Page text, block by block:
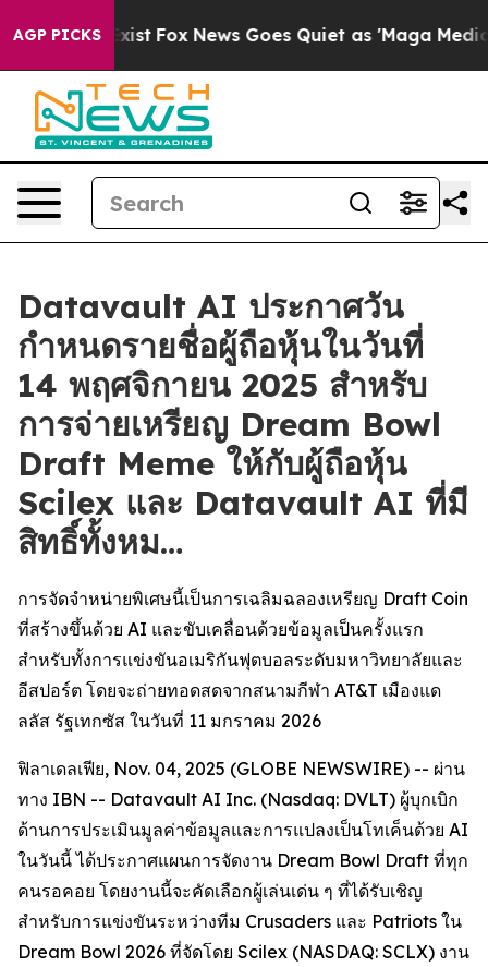
AGP PICKS
Exist Fox News Goes Quiet as 'Maga Media
Datavault AI ประกาศวัน
กำหนดรายชื่อผู้ถือหุ้นในวันที่
14 พฤศจิกายน 2025 สำหรับ
การจ่ายเหรียญ Dream Bowl
Draft Meme ให้กับผู้ถือหุ้น
Scilex และ Datavault AI ที่มี
สิทธิ์ทั้งหม…
การจัดจำหน่ายพิเศษนี้เป็นการเฉลิมฉลองเหรียญ Draft Coin
ที่สร้างขึ้นด้วย AI และขับเคลื่อนด้วยข้อมูลเป็นครั้งแรก
สำหรับทั้งการแข่งขันอเมริกันฟุตบอลระดับมหาวิทยาลัยและ
อีสปอร์ต โดยจะถ่ายทอดสดจากสนามกีฬา AT&T เมืองแด
ลลัส รัฐเทกซัส ในวันที่ 11 มกราคม 2026
ฟิลาเดลเฟีย, Nov. 04, 2025 (GLOBE NEWSWIRE) -- ผ่าน
ทาง IBN -- Datavault AI Inc. (Nasdaq: DVLT) ผู้บุกเบิก
ด้านการประเมินมูลค่าข้อมูลและการแปลงเป็นโทเค็นด้วย AI
ในวันนี้ ได้ประกาศแผนการจัดงาน Dream Bowl Draft ที่ทุก
คนรอคอย โดยงานนี้จะคัดเลือกผู้เล่นเด่น ๆ ที่ได้รับเชิญ
สำหรับการแข่งขันระหว่างทีม Crusaders และ Patriots ใน
Dream Bowl 2026 ที่จัดโดย Scilex (NASDAQ: SCLX) งาน